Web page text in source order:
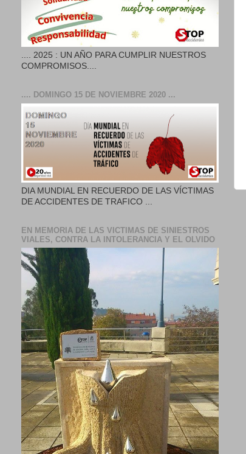
.... 2025 : UN AÑO PARA CUMPLIR NUESTROS
COMPROMISOS....
.... DOMINGO 15 DE NOVIEMBRE 2020 ...
DIA MUNDIAL EN RECUERDO DE LAS VÍCTIMAS
DE ACCIDENTES DE TRAFICO ...
EN MEMORIA DE LAS VICTIMAS DE SINIESTROS
VIALES, CONTRA LA INTOLERANCIA Y EL OLVIDO